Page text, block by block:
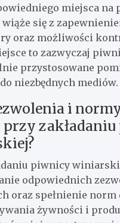
miejsca na
się z
oraz możliwości
to zazwyczaj
przystosowane
niezbędnych mediów.
i
przy
piwnicy
odpowiednich
oraz spełnienie norm
żywności i